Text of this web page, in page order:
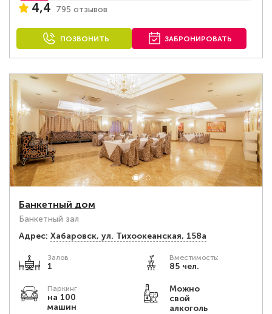
4,4 795 отзывов
ПОЗВОНИТЬ ЗАБРОНИРОВАТЬ
Банкетный дом
Банкетный зал
Адрес: Хабаровск, ул. Тихоокеанская, 158а
Залов
1
Вместимость:
85 чел.
Паркинг
на 100
машин
Можно
свой
алкоголь